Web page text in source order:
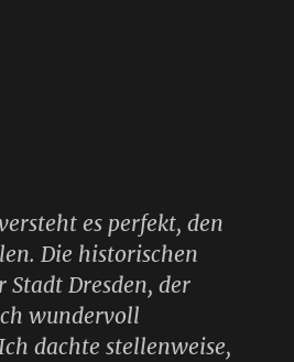
es perfekt, den
Die historischen
Stadt Dresden, der
wundervoll
dachte stellenweise,